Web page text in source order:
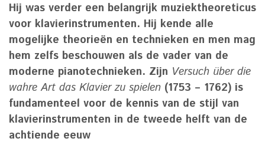
Hij was verder een belangrijk muziektheoreticus
voor klavierinstrumenten. Hij kende alle
mogelijke theorieën en technieken en men mag
hem zelfs beschouwen als de vader van de
moderne pianotechnieken. Zijn Versuch über die
wahre Art das Klavier zu spielen (1753 – 1762) is
fundamenteel voor de kennis van de stijl van
klavierinstrumenten in de tweede helft van de
achtiende eeuw